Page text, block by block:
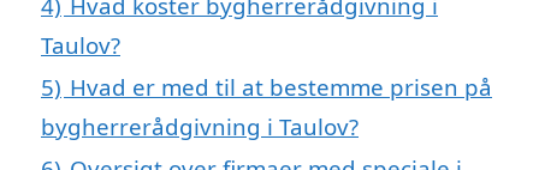
Taulov?
5) Hvad er med til at bestemme prisen på
bygherrerådgivning i Taulov?